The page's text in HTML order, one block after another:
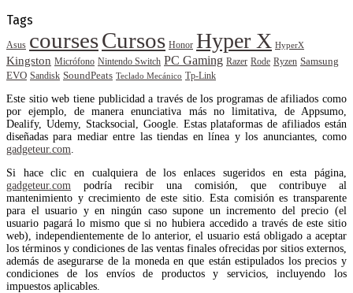
Tags
Asus coursesCursos Honor Hyper X HyperX
Kingston Micrófono Nintendo Switch PC Gaming Razer Rode Ryzen Samsung
EVO Sandisk SoundPeats Teclado Mecánico Tp-Link
Este sitio web tiene publicidad a través de los programas de afiliados como
por ejemplo, de manera enunciativa más no limitativa, de Appsumo,
Dealify, Udemy, Stacksocial, Google. Estas plataformas de afiliados están
diseñadas para mediar entre las tiendas en línea y los anunciantes, como
gadgeteur.com.
Si hace clic en cualquiera de los enlaces sugeridos en esta página,
gadgeteur.com podría recibir una comisión, que contribuye al
mantenimiento y crecimiento de este sitio. Esta comisión es transparente
para el usuario y en ningún caso supone un incremento del precio (el
usuario pagará lo mismo que si no hubiera accedido a través de este sitio
web), independientemente de lo anterior, el usuario está obligado a aceptar
los términos y condiciones de las ventas finales ofrecidas por sitios externos,
además de asegurarse de la moneda en que están estipulados los precios y
condiciones de los envíos de productos y servicios, incluyendo los
impuestos aplicables.